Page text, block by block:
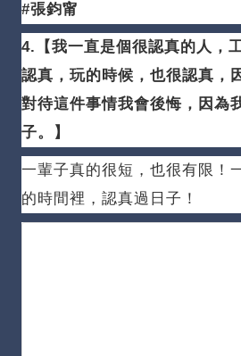
#張鈞甯
4.【我一直是個很認真的人，
認真，玩的時候，也很認真，
對待這件事情我會後悔，因為
子。
】
一輩子真的很短，也很有限！
的時間裡，認真過日子！